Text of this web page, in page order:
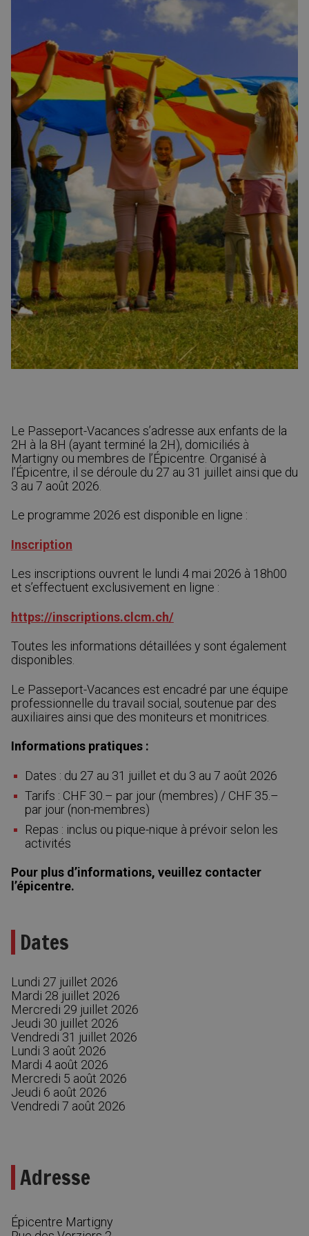
Le Passeport-Vacances s’adresse aux enfants de la
2H à la 8H (ayant terminé la 2H), domiciliés à
Martigny ou membres de l’Épicentre. Organisé à
l’Épicentre, il se déroule du 27 au 31 juillet ainsi que du
3 au 7 août 2026.
Le programme 2026 est disponible en ligne :
Inscription
Les inscriptions ouvrent le lundi 4 mai 2026 à 18h00
et s’effectuent exclusivement en ligne :
https://inscriptions.clcm.ch/
Toutes les informations détaillées y sont également
disponibles.
Le Passeport-Vacances est encadré par une équipe
professionnelle du travail social, soutenue par des
auxiliaires ainsi que des moniteurs et monitrices.
Informations pratiques :
Dates : du 27 au 31 juillet et du 3 au 7 août 2026
Tarifs : CHF 30.– par jour (membres) / CHF 35.–
par jour (non-membres)
Repas : inclus ou pique-nique à prévoir selon les
activités
Pour plus d’informations, veuillez contacter
l’épicentre.
Dates
Lundi 27 juillet 2026
Mardi 28 juillet 2026
Mercredi 29 juillet 2026
Jeudi 30 juillet 2026
Vendredi 31 juillet 2026
Lundi 3 août 2026
Mardi 4 août 2026
Mercredi 5 août 2026
Jeudi 6 août 2026
Vendredi 7 août 2026
Adresse
Épicentre Martigny